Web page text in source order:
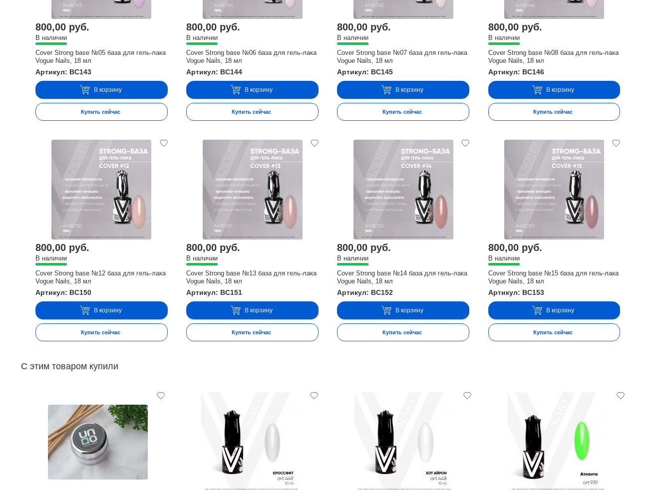
800,00 руб.
В наличии
Cover Strong base №05 база для гель-лака
Vogue Nails, 18 мл
Артикул: BC143
В корзину
Купить сейчас
800,00 руб.
В наличии
Cover Strong base №06 база для гель-лака
Vogue Nails, 18 мл
Артикул: BC144
В корзину
Купить сейчас
800,00 руб.
В наличии
Cover Strong base №07 база для гель-лака
Vogue Nails, 18 мл
Артикул: BC145
В корзину
Купить сейчас
800,00 руб.
В наличии
Cover Strong base №08 база для гель-лака
Vogue Nails, 18 мл
Артикул: BC146
В корзину
Купить сейчас
800,00 руб.
В наличии
Cover Strong base №12 база для гель-лака
Vogue Nails, 18 мл
Артикул: BC150
В корзину
Купить сейчас
800,00 руб.
В наличии
Cover Strong base №13 база для гель-лака
Vogue Nails, 18 мл
Артикул: BC151
В корзину
Купить сейчас
800,00 руб.
В наличии
Cover Strong base №14 база для гель-лака
Vogue Nails, 18 мл
Артикул: BC152
В корзину
Купить сейчас
800,00 руб.
В наличии
Cover Strong base №15 база для гель-лака
Vogue Nails, 18 мл
Артикул: BC153
В корзину
Купить сейчас
С этим товаром купили